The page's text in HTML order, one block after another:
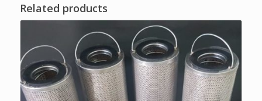
Related products